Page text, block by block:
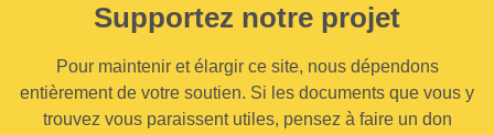
Supportez notre projet
Pour maintenir et élargir ce site, nous dépendons
entièrement de votre soutien. Si les documents que vous y
trouvez vous paraissent utiles, pensez à faire un don